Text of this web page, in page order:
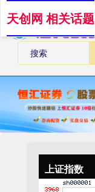
上证指数
天创网 相关话题